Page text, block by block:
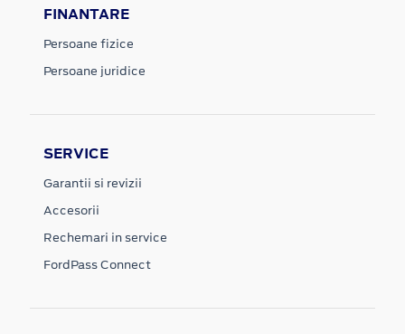
FINANTARE
Persoane fizice
Persoane juridice
SERVICE
Garantii si revizii
Accesorii
Rechemari in service
FordPass Connect